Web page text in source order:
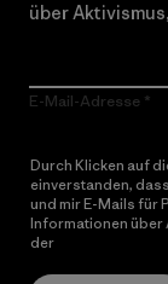
über
E-Mail-Adresse
Durch Klicken auf
einverstanden,
und mir E-Mails für
Informationen über
der